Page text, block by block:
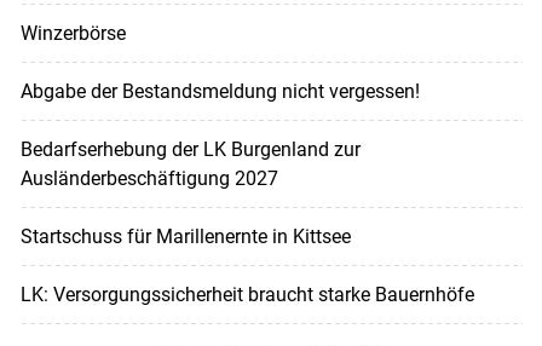
Winzerbörse
Abgabe der Bestandsmeldung nicht vergessen!
Bedarfserhebung der LK Burgenland zur
Ausländerbeschäftigung 2027
Startschuss für Marillenernte in Kittsee
LK: Versorgungssicherheit braucht starke Bauernhöfe